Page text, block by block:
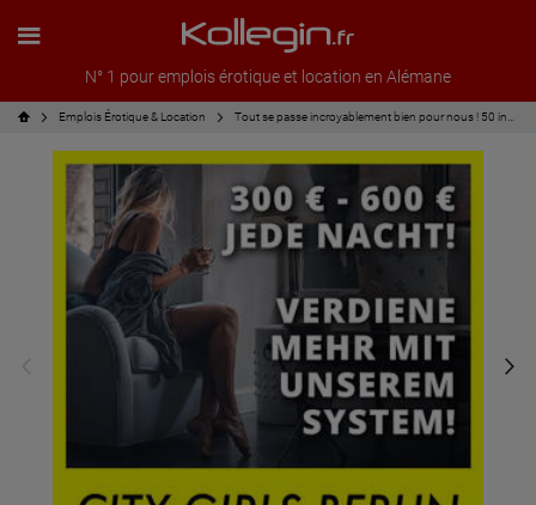
N° 1 pour emplois érotique et location en Alémane
Emplois Érotique & Location